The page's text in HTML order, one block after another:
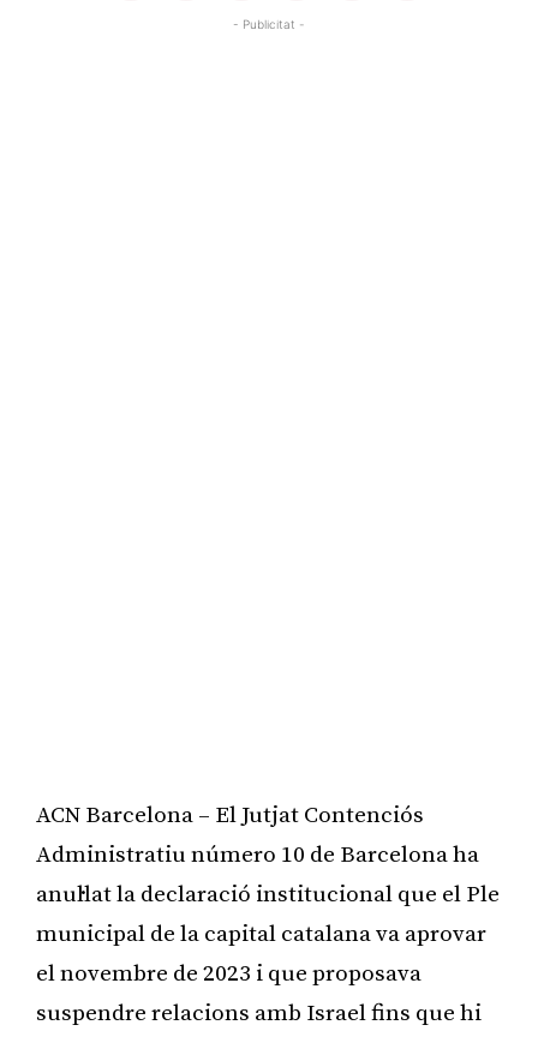
- Publicitat -
ACN Barcelona – El Jutjat Contenciós
Administratiu número 10 de Barcelona ha
anul·lat la declaració institucional que el Ple
municipal de la capital catalana va aprovar
el novembre de 2023 i que proposava
suspendre relacions amb Israel fins que hi